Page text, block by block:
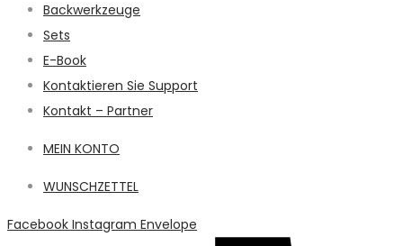
Backwerkzeuge
Sets
E-Book
Kontaktieren Sie Support
Kontakt – Partner
MEIN KONTO
WUNSCHZETTEL
Facebook Instagram Envelope